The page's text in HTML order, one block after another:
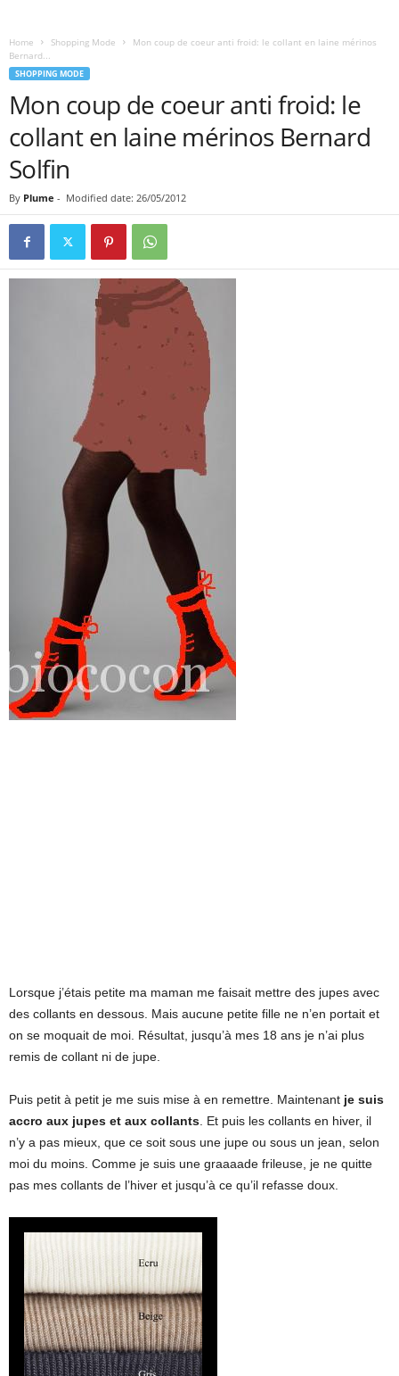
Home Shopping Mode
Mon coup de coeur anti froid: le collant en laine mérinos
Bernard...
SHOPPING MODE
Mon coup de coeur anti froid: le
collant en laine mérinos Bernard
Solfin
By Plume - Modified date: 26/05/2012
Lorsque j’étais petite ma maman me faisait mettre des jupes avec
des collants en dessous. Mais aucune petite fille ne n’en portait et
on se moquait de moi. Résultat, jusqu’à mes 18 ans je n’ai plus
remis de collant ni de jupe.
Puis petit à petit je me suis mise à en remettre. Maintenant je suis
accro aux jupes et aux collants . Et puis les collants en hiver, il
n’y a pas mieux, que ce soit sous une jupe ou sous un jean, selon
moi du moins. Comme je suis une graaaade frileuse, je ne quitte
pas mes collants de l’hiver et jusqu’à ce qu’il refasse doux.